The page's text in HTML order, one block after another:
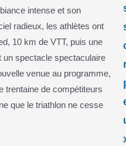
intense et son
radieux, les athlètes ont
10 km de VTT, puis une
un spectacle spectaculaire
venue au programme,
trentaine de compétiteurs
que le triathlon ne cesse